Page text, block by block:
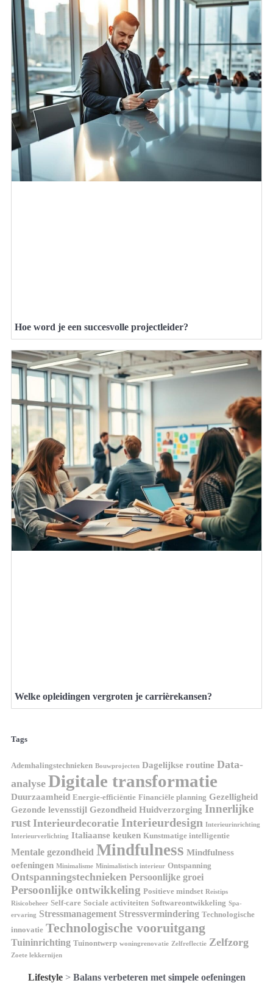
Hoe word je een succesvolle projectleider?
Welke opleidingen vergroten je carrièrekansen?
Tags
Ademhalingstechnieken Bouwprojecten Dagelijkse routine Data-
analyse Digitale transformatie
Duurzaamheid Energie-efficiëntie Financiële planning Gezelligheid
Gezonde levensstijl Gezondheid Huidverzorging Innerlijke
rust Interieurdecoratie Interieurdesign Interieurinrichting
Interieurverlichting Italiaanse keuken Kunstmatige intelligentie
Mentale gezondheid Mindfulness Mindfulness
oefeningen Minimalisme Minimalistisch interieur Ontspanning
Ontspanningstechnieken Persoonlijke groei
Persoonlijke ontwikkeling Positieve mindset Reistips
Risicobeheer Self-care Sociale activiteiten Softwareontwikkeling Spa-
ervaring Stressmanagement Stressvermindering Technologische
innovatie Technologische vooruitgang
Tuininrichting Tuinontwerp woningrenovatie Zelfreflectie Zelfzorg
Zoete lekkernijen
Lifestyle> Balans verbeteren met simpele oefeningen